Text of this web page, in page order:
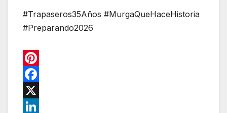
#Trapaseros35Años #MurgaQueHaceHistoria
#Preparando2026
P
n
F
aX